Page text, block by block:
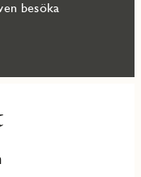
besöka